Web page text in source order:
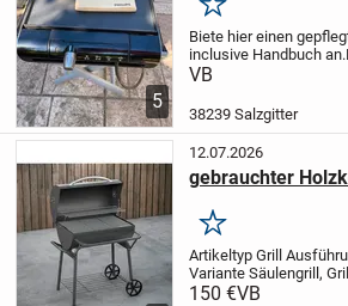
5
Merken
Biete hier einen
inclusive Handbuch an.
selten genutzte Grill
Gewährleistung und
VB
38239 Salzgitter
12.07.2026
gebrauchter
Merken
ArtikeltypGrill
VarianteSäulengrill,
Garmethode
150 €VB